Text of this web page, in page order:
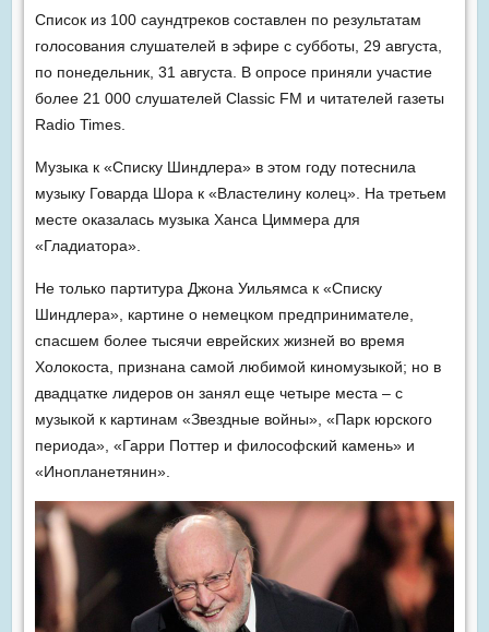
Список из 100 саундтреков составлен по результатам
голосования слушателей в эфире с субботы, 29 августа,
по понедельник, 31 августа. В опросе приняли участие
более 21 000 слушателей Classic FM и читателей газеты
Radio Times.
Музыка к «Списку Шиндлера» в этом году потеснила
музыку Говарда Шора к «Властелину колец». На третьем
месте оказалась музыка Ханса Циммера для
«Гладиатора».
Не только партитура Джона Уильямса к «Списку
Шиндлера», картине о немецком предпринимателе,
спасшем более тысячи еврейских жизней во время
Холокоста, признана самой любимой киномузыкой; но в
двадцатке лидеров он занял еще четыре места – с
музыкой к картинам «Звездные войны», «Парк юрского
периода», «Гарри Поттер и философский камень» и
«Инопланетянин».